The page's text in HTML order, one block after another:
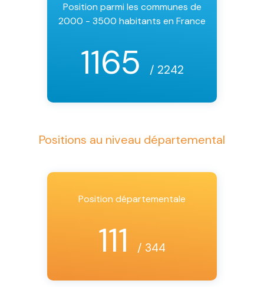
Position parmi les communes de
2000 - 3500 habitants en France
1165 / 2242
Positions au niveau départemental
Position départementale
111 / 344